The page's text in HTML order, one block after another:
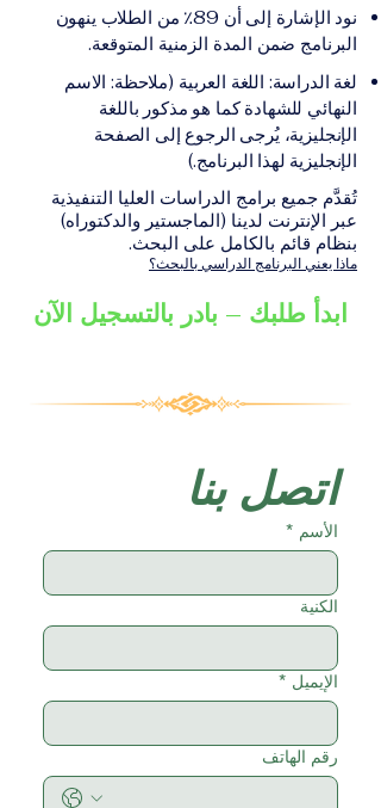
الإلكترونيقد يُطلب تقديم
مستندات إضافية حسب
البرنامج والمؤسسة التعليمية
الأكاديمية المناسبة للبرنامج،
والتي تصدر عن المؤسسة
التعليمية المسؤولة عن تقديم
البرنامج ضمن شبكة VBNN
Smart Education Group.
نود الإشارة إلى أن 89٪ من الطلاب ينهون
البرنامج ضمن المدة الزمنية المتوقعة.
لغة الدراسة: اللغة العربية (ملاحظة: الاسم
النهائي للشهادة كما هو مذكور باللغة
الإنجليزية، يُرجى الرجوع إلى الصفحة
الإنجليزية لهذا البرنامج.)
تُقدَّم جميع برامج الدراسات العليا التنفيذية
عبر الإنترنت لدينا (الماجستير والدكتوراه)
بنظام قائم بالكامل على البحث.
ماذا يعني البرنامج الدراسي بالبحث؟
ابدأ طلبك – بادر بالتسجيل الآن
اتصل بنا
الأسم *
الكنية
الإيميل *
رقم الهاتف